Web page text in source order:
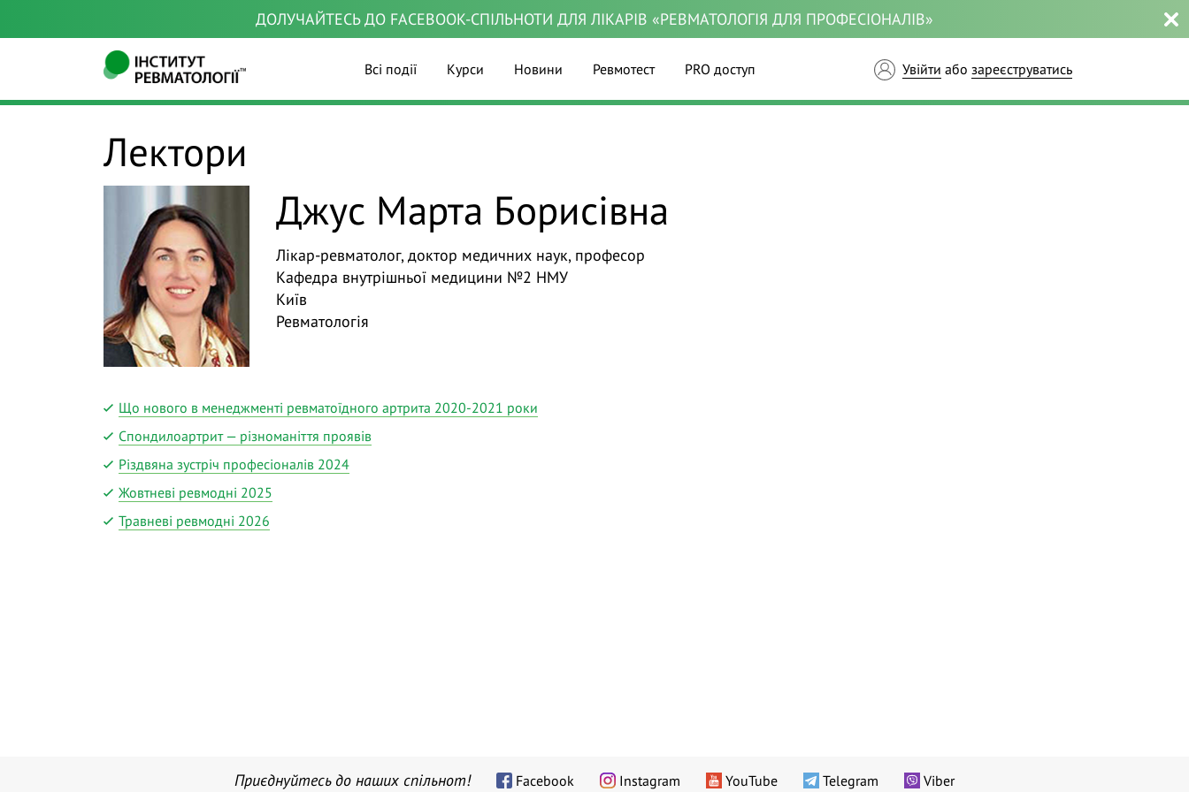
ДОЛУЧАЙТЕСЬ ДО FACEBOOK-СПІЛЬНОТИ ДЛЯ ЛІКАРІВ «РЕВМАТОЛОГІЯ ДЛЯ ПРОФЕСІОНАЛІВ»
Всі події Курси Новини Ревмотест PRO доступ Увійти або зареєструватись
Лектори
Джус Марта Борисівна
Лікар-ревматолог, доктор медичних наук, професор
Кафедра внутрішньої медицини №2 НМУ
Київ
Ревматологія
Що нового в менеджменті ревматоїдного артрита 2020-2021 роки
Спондилоартрит — різноманіття проявів
Різдвяна зустріч професіоналів 2024
Жовтневі ревмодні 2025
Травневі ревмодні 2026
Приєднуйтесь до наших спільнот! Facebook Instagram YouTube Telegram Viber